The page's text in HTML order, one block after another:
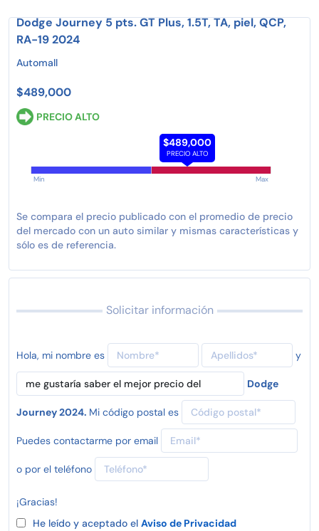
Dodge Journey 5 pts. GT Plus, 1.5T, TA, piel, QCP,
RA-19 2024
Automall
$489,000
PRECIO ALTO
$489,000
PRECIO ALTO
Min Max
Se compara el precio publicado con el promedio de precio
del mercado con un auto similar y mismas características y
sólo es de referencia.
Solicitar información
Hola, mi nombre es y
Dodge
Journey 2024. Mi código postal es
Puedes contactarme por email
o por el teléfono
¡Gracias!
He leído y aceptado el Aviso de Privacidad